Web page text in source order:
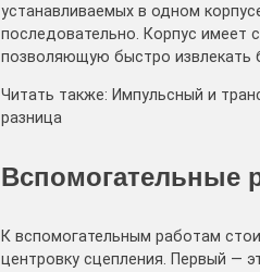
устанавливаемых в одном
последовательно. Корпус имеет
позволяющую быстро извлекать
Читать также: Импульсный и
разница
Вспомогательные
К вспомогательным работам
центровку сцепления. Первый —